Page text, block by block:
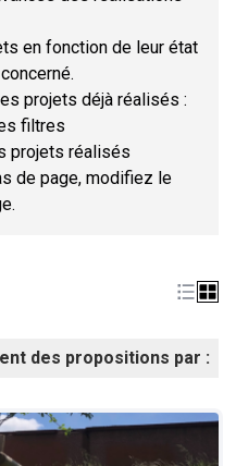
en fonction de leur état
projets déjà réalisés :
filtres
projets réalisés
de page, modifiez le
des propositions par :